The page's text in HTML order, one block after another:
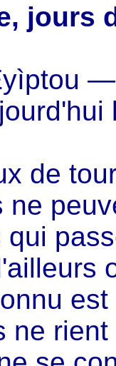
jours
de
ne
qui
est
ne